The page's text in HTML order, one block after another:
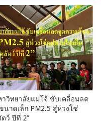
าวิทยาลัยแม่โจ้ ขับเคลื่อนลด
าดเล็ก PM2.5 สู่ห่วงโซ่
ว์ ปีที่ 2”